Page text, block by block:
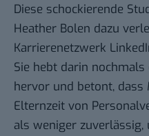
Diese schockierende
Heather Bolen dazu
Karrierenetzwerk
Sie hebt darin
hervor und betont, dass
Elternzeit von
als weniger